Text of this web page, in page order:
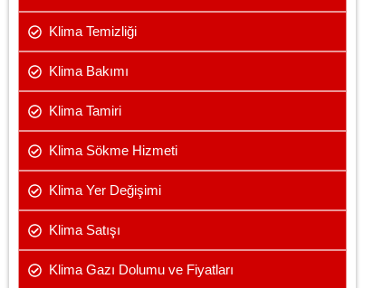
Klima Temizliği
Klima Bakımı
Klima Tamiri
Klima Sökme Hizmeti
Klima Yer Değişimi
Klima Satışı
Klima Gazı Dolumu ve Fiyatları